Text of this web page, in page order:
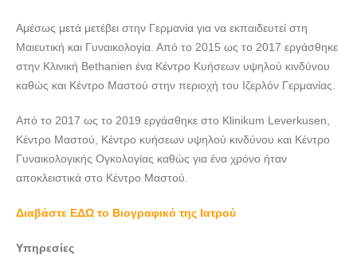
ΜΠΑΚΑΛΗ ΑΙΚΑΤΕΡΙΝΗ--doctors4u.gr
ΜΑΙΕΥΤΗΡΑΣ-ΓΥΝΑΙΚΟΛΟΓΟΣ ΜΑΣΤΟΛΟΓΟΣ ΑΘΗΝΑ |
ΜΠΑΚΑΛΗ ΑΙΚΑΤΕΡΙΝΗ--doctors4u.gr
ΜΠΑΚΑΛΗ ΑΙΚΑΤΕΡΙΝΗ--doctors4u.gr
ΜΑΙΕΥΤΗΡΑΣ-ΓΥΝΑΙΚΟΛΟΓΟΣ ΜΑΣΤΟΛΟΓΟΣ ΑΘΗΝΑ |
ΜΠΑΚΑΛΗ ΑΙΚΑΤΕΡΙΝΗ--doctors4u.gr
ΜΑΙΕΥΤΗΡΑΣ-ΓΥΝΑΙΚΟΛΟΓΟΣ ΜΑΣΤΟΛΟΓΟΣ ΑΘΗΝΑ |
ΜΠΑΚΑΛΗ ΑΙΚΑΤΕΡΙΝΗ--doctors4u.gr
ΜΠΑΚΑΛΗ ΑΙΚΑΤΕΡΙΝΗ--doctors4u.gr
Αμέσως μετά μετέβει στην Γερμανία για να εκπαιδευτεί στη
Μαιευτική και Γυναικολογία. Από το 2015 ως το 2017 εργάσθηκε
στην Κλινική Βethanien ένα Κέντρο Κυήσεων υψηλού κινδύνου
καθώς και Κέντρο Μαστού στην περιοχή του Ιζερλόν Γερμανίας.
Από το 2017 ως το 2019 εργάσθηκε στο Klinikum Leverkusen,
Κέντρο Μαστού, Κέντρο κυήσεων υψηλού κινδύνου και Κέντρο
Γυναικολογικής Ογκολογίας καθώς για ένα χρόνο ήταν
αποκλειστικά στο Κέντρο Μαστού.
Διαβάστε ΕΔΩ το Βιογραφικό της Ιατρού
Υπηρεσίες